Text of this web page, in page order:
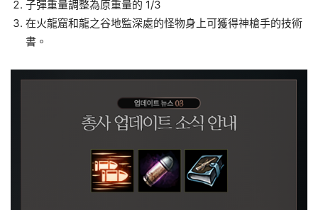
子彈重量調整為原重量的 1/3
在火龍窟和龍之谷地監深處的怪物身上可獲得神槍手的技術
書。